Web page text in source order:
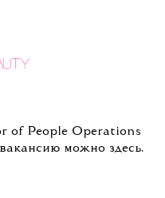
of People Operations
можно здесь.